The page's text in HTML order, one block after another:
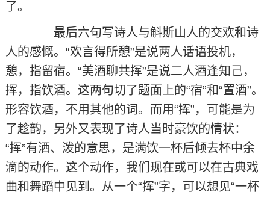
了。
最后六句写诗人与斛斯山人的交欢和诗
人的感慨。“欢言得所憩”是说两人话语投机，
憩，指留宿。“美酒聊共挥”是说二人酒逢知己，
挥，指饮酒。这两句切了题面上的“宿”和“置酒”。
形容饮酒，不用其他的词。而用“挥”，可能是为
了趁韵，另外又表现了诗人当时豪饮的情状：
“挥”有洒、泼的意思，是满饮一杯后倾去杯中余
滴的动作。这个动作，我们现在或可以在古典戏
曲和舞蹈中见到。从一个“挥”字，可以想见“一杯